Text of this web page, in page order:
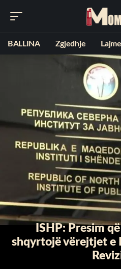
BALLINA Zgjedhje Lajme
ISHP: Presim
shqyrtojë vërejtjet e